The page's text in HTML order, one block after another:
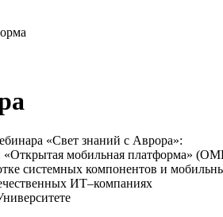
«Свет знаний с Аврора»:
«Открытая мобильная платформа»
системных компонентов и
ИТ–компаниях